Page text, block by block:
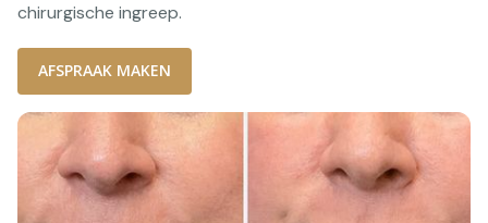
chirurgische ingreep.
AFSPRAAK MAKEN